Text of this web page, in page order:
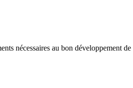
nécessaires au bon développement de